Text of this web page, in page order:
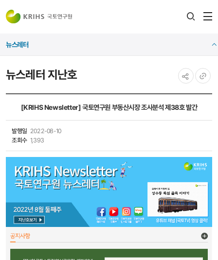
뉴스레터 지난호
뉴스레터
복사
[KRIHS Newsletter] 국토연구원 부동산시장 조사분석 제38호 발간
발행일 2022-08-10
조회수 1,393